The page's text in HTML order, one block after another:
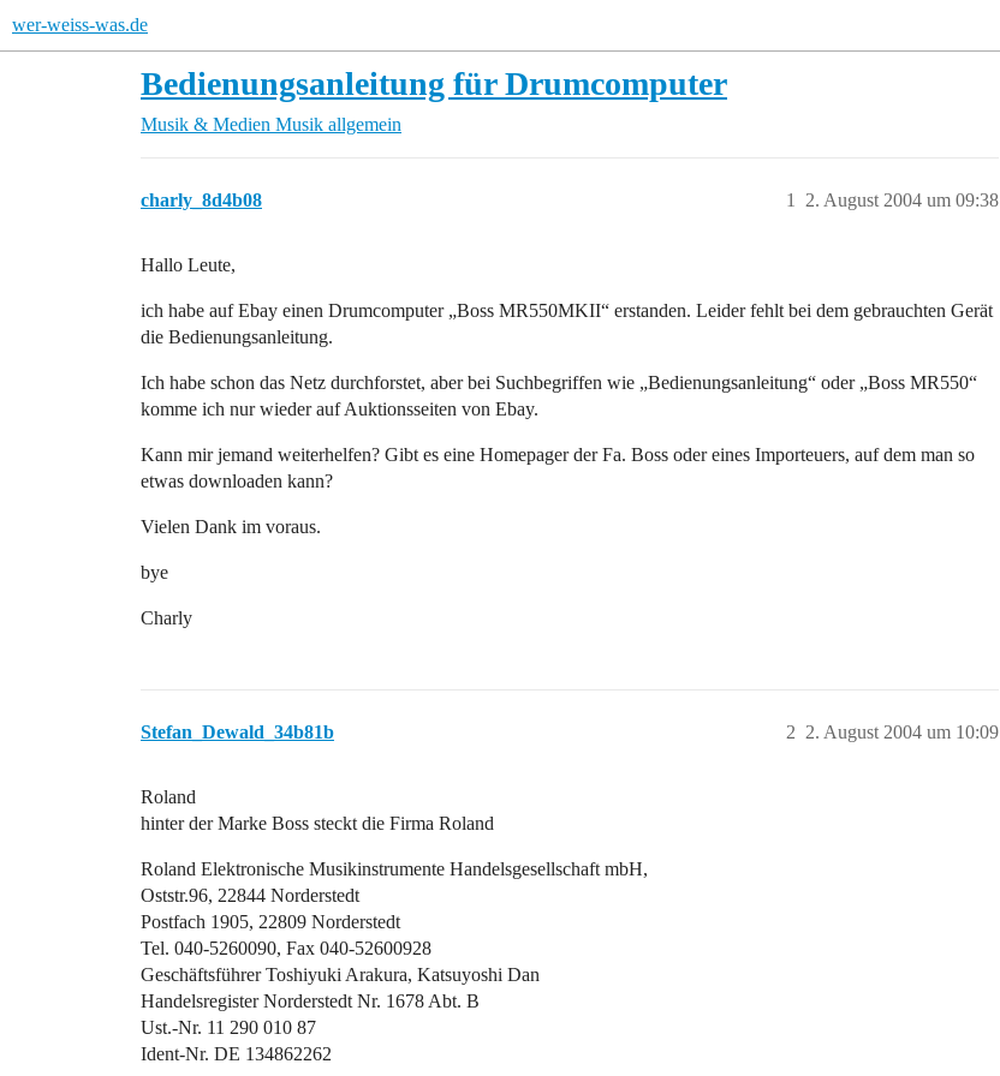
wer-weiss-was.de
Bedienungsanleitung für Drumcomputer
Musik & Medien Musik allgemein
charly_8d4b08 2. August 2004 um 09:38
1
Hallo Leute,
ich habe auf Ebay einen Drumcomputer „Boss MR550MKII“ erstanden. Leider fehlt bei dem gebrauchten Gerät
die Bedienungsanleitung.
Ich habe schon das Netz durchforstet, aber bei Suchbegriffen wie „Bedienungsanleitung“ oder „Boss MR550“
komme ich nur wieder auf Auktionsseiten von Ebay.
Kann mir jemand weiterhelfen? Gibt es eine Homepager der Fa. Boss oder eines Importeuers, auf dem man so
etwas downloaden kann?
Vielen Dank im voraus.
bye
Charly
Stefan_Dewald_34b81b 2. August 2004 um 10:09
2
Roland
hinter der Marke Boss steckt die Firma Roland
Roland Elektronische Musikinstrumente Handelsgesellschaft mbH,
Oststr.96, 22844 Norderstedt
Postfach 1905, 22809 Norderstedt
Tel. 040-5260090, Fax 040-52600928
Geschäftsführer Toshiyuki Arakura, Katsuyoshi Dan
Handelsregister Norderstedt Nr. 1678 Abt. B
Ust.-Nr. 11 290 010 87
Ident-Nr. DE 134862262